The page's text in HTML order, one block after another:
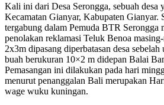
Kali ini dari Desa Serongga, sebuah desa
Kecamatan Gianyar, Kabupaten Gianyar.
tergabung dalam Pemuda BTR Serongga
penolakan reklamasi Teluk Benoa
2x3m dipasang diperbatasan desa sebelah
buah berukuran 10×2 m didepan Balai
Pemasangan ini dilakukan pada hari
menurut penanggalan Bali merupakan
wage wuku kuningan.